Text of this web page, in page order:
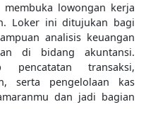
lowongan kerja
Loker ini ditujukan bagi
analisis keuangan
di bidang akuntansi.
pencatatan transaksi,
serta pengelolaan kas
dan jadi bagian